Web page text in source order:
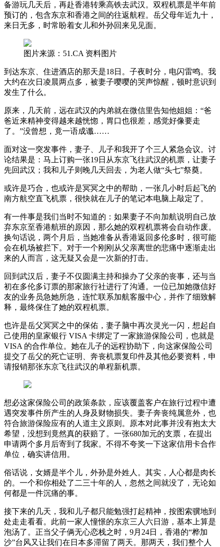
备游玩几天后，再赴香港转乘高铁去武汉。双程机票是半年前
预订的，包含东京和香港之间的往返航程。岳父母年近九十，
来日无多，时常盼着女儿和外孙回来见见面。
图片来源：51.CA 资料图片
到达东京、住进酒店的那天是18日。子夜时分，电闪雷鸣。我
大约在次日凌晨两点多，被妻子嘤嘤的哭声惊醒，顿时意识到
发生了什么。
原来，几天前，远在武汉的内弟就在微信里告知他姐姐：“爸
爸近来精神变得越来越恍惚，胃口也很差，感觉好像要走
了。”没曾想，竟一语成谶……
面对这一突发事件，妻子、儿子和我开了个三人紧急会议。讨
论结果是：马上订购一张19日从东京飞往武汉的机票，让妻子
先回武汉；我和儿子则晚几天回去，为老人做“头七”祭奠。
或许是巧合，也或许是冥冥之中的帮助，一张几小时后起飞的
南方航空直飞机票，很快就在儿子的笔记本电脑上敲定了。
有一件事是我们当时不知道的：如果妻子不向加航说明自己放
弃东京至香港航班的原因，那么她的双程机票将会自动作废。
换句话说，两个月后，当她准备从香港返回多伦多时，很可能
会在机场被拦下。对于一个刚刚从父亲离世的悲痛中逐渐走出
来的人而言，这无疑又会是一次新的打击。
回到武汉后，妻子不仅圆满主持和操办了父亲的丧事，还与当
初在多伦多订票的那家旅行社进行了沟通。一位已加她微信好
友的业务员急她所急，连忙联系加航客服中心，并作了细致解
释，最终保住了她的双程机票。
也许是岳父冥冥之中的保佑，妻子脑中再次灵光一闪，想起自
己使用的皇家银行 VISA 卡绑定了一家旅游保险公司，也就是
VISA 的合作单位。她在儿子的远程协助下，向这家保险公司
提交了岳父的死亡证明、奔丧机票复印件及其他必要资料，申
请报销那张东京飞往武汉的单程新机票。
想必这家保险公司的政策条款，应该覆盖客户在旅行过程中遭
遇突发事件所产生的人身及财物损失。妻子奔丧纯属意外，也
符合旅游保险应有的人道主义原则。原本对此事并没有抱太大
希望，没想到竟然真的获赔了。一张680加元的支票，在提出
申请两个多月后寄到了我家。不得不夸奖一下这家信用卡合作
单位，确实讲信用。
俗话说，女婿是半个儿，外孙是外姓人。其实，人心都是肉长
的。一个和你相处了二三十年的人，忽然之间就没了，无论如
何都是一件沉痛的事。
接下来的几天，我和儿子都只能勉强打起精神，按图索骥地到
处走走看看。此前一家人憧憬的东京三人六日游，基本上算是
泡汤了。正当父子俩无心恋栈之时，9月24日，香港的“桦加
沙”台风又让我们在日本多滞留了两天。那两天，我们整个人